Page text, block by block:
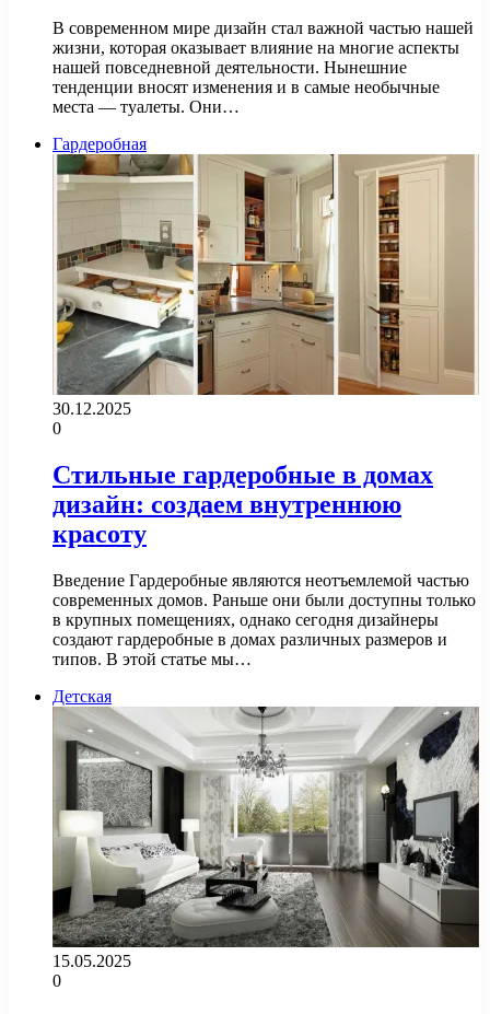
В современном мире дизайн стал важной частью нашей
жизни, которая оказывает влияние на многие аспекты
нашей повседневной деятельности. Нынешние
тенденции вносят изменения и в самые необычные
места — туалеты. Они…
Гардеробная
30.12.2025
0
Стильные гардеробные в домах
дизайн: создаем внутреннюю
красоту
Введение Гардеробные являются неотъемлемой частью
современных домов. Раньше они были доступны только
в крупных помещениях, однако сегодня дизайнеры
создают гардеробные в домах различных размеров и
типов. В этой статье мы…
Детская
15.05.2025
0